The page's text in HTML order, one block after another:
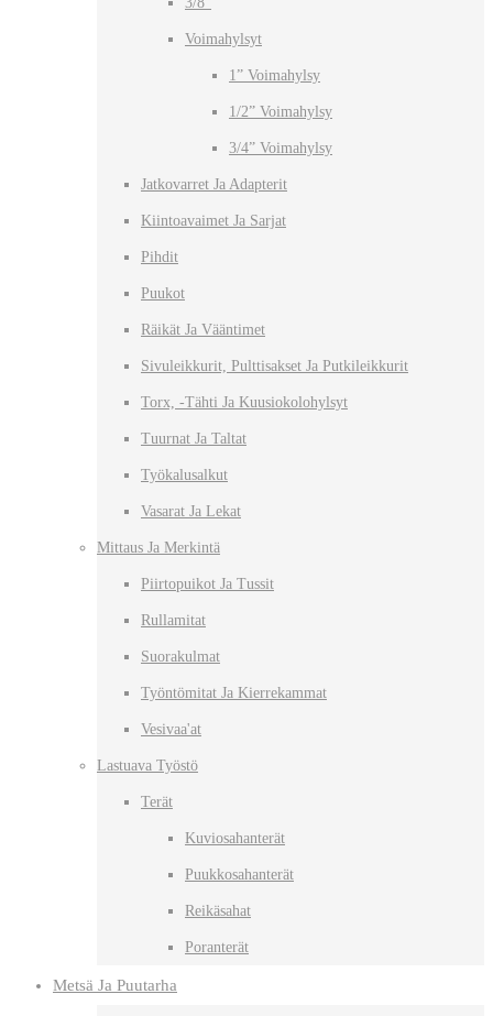
Voimahylsyt
1” Voimahylsy
1/2” Voimahylsy
3/4” Voimahylsy
Jatkovarret Ja Adapterit
Kiintoavaimet Ja Sarjat
Pihdit
Puukot
Räikät Ja Vääntimet
Sivuleikkurit, Pulttisakset Ja Putkileikkurit
Torx, -tähti Ja Kuusiokolohylsyt
Tuurnat Ja Taltat
Työkalusalkut
Vasarat Ja Lekat
Mittaus Ja Merkintä
Piirtopuikot Ja Tussit
Rullamitat
Suorakulmat
Työntömitat Ja Kierrekammat
Vesivaa'at
Lastuava Työstö
Terät
Kuviosahanterät
Puukkosahanterät
Reikäsahat
Poranterät
Metsä Ja Puutarha